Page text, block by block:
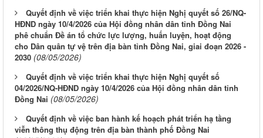
Quyết định về việc triển khai thực hiện Nghị quyết số 26/NQ-
HĐND ngày 10/4/2026 của Hội đồng nhân dân tỉnh Đồng Nai
phê chuẩn Đề án tổ chức lực lượng, huấn luyện, hoạt động
cho Dân quân tự vệ trên địa bàn tỉnh Đồng Nai, giai đoạn 2026 -
2030 (08/05/2026)
Quyết định về việc triển khai thực hiện Nghị quyết số
04/2026/NQ-HĐND ngày 10/4/2026 của Hội đồng nhân dân tỉnh
Đồng Nai (08/05/2026)
Quyết định về việc ban hành kế hoạch phát triển hạ tầng
viễn thông thụ động trên địa bàn thành phố Đồng Nai